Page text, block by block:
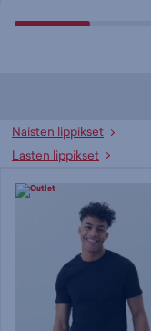
Naisten lippikset
Lasten lippikset